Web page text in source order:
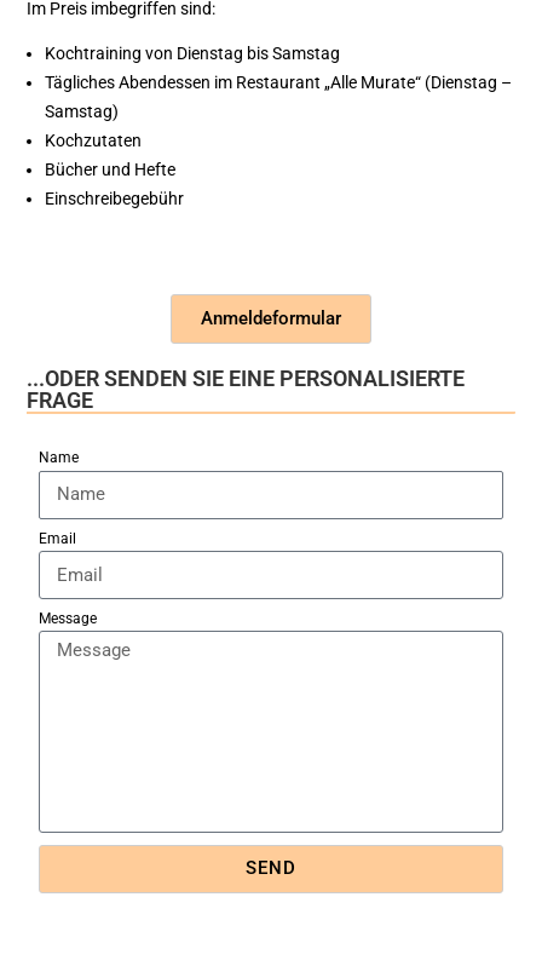
Im Preis imbegriffen sind:
Kochtraining von Dienstag bis Samstag
Tägliches Abendessen im Restaurant „Alle Murate“ (Dienstag –
Samstag)
Kochzutaten
Bücher und Hefte
Einschreibegebühr
Anmeldeformular
...ODER SENDEN SIE EINE PERSONALISIERTE
FRAGE
Name
Email
Message
SEND